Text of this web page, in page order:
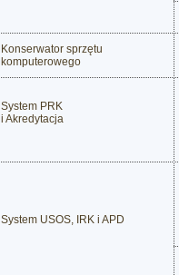
Konserwator sprzętu
komputerowego
System PRK
i Akredytacja
System USOS, IRK i APD